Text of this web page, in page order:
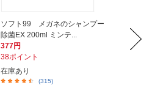
ソフト99 メガネのシャンプー
除菌EX 200ml ミンテ...
377円
38ポイント
在庫あり
(315)
(替芯)
79円